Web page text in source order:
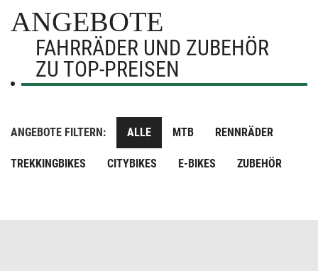
ANGEBOTE
FAHRRÄDER UND ZUBEHÖR
ZU TOP-PREISEN
ANGEBOTE FILTERN: ALLE MTB RENNRÄDER
TREKKINGBIKES CITYBIKES E-BIKES ZUBEHÖR